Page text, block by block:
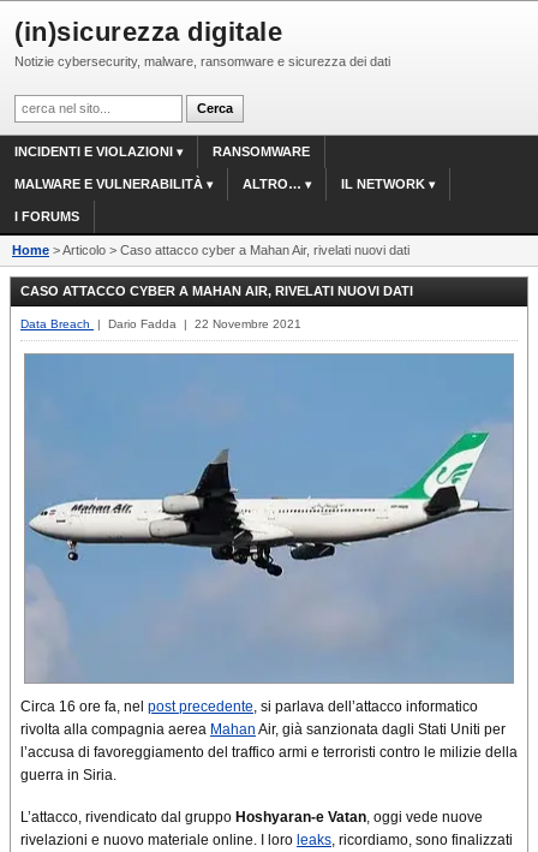
(in)sicurezza digitale
Notizie cybersecurity, malware, ransomware e sicurezza dei dati
INCIDENTI E VIOLAZIONI RANSOMWARE
MALWARE E VULNERABILITÀ ALTRO… IL NETWORK
I FORUMS
Home > Articolo > Caso attacco cyber a Mahan Air, rivelati nuovi dati
CASO ATTACCO CYBER A MAHAN AIR, RIVELATI NUOVI DATI
Data Breach | Dario Fadda | 22 Novembre 2021
Circa 16 ore fa, nel post precedente , si parlava dell’attacco informatico
rivolta alla compagnia aerea Mahan Air, già sanzionata dagli Stati Uniti per
l’accusa di favoreggiamento del traffico armi e terroristi contro le milizie della
guerra in Siria.
L’attacco, rivendicato dal gruppo Hoshyaran-e Vatan , oggi vede nuove
rivelazioni e nuovo materiale online. I loro leaks , ricordiamo, sono finalizzati